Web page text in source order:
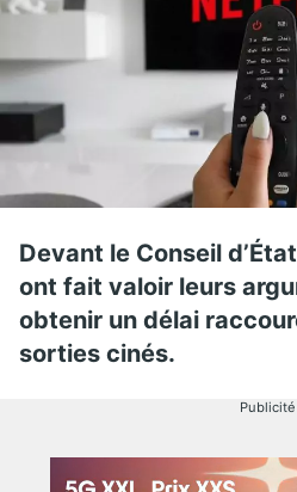
Devant le Conseil
ont fait valoir leurs
obtenir un délai
sorties cinés.
Publicité